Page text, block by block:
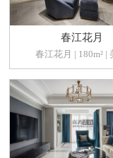
春江花月
春江花月 | 180m² |